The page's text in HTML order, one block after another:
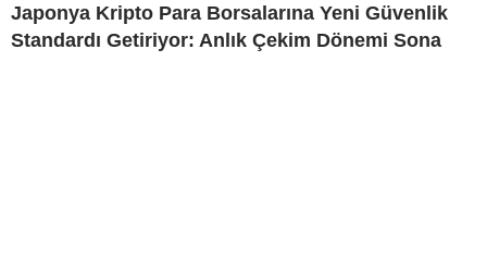
Japonya Kripto Para Borsalarına Yeni Güvenlik
Standardı Getiriyor: Anlık Çekim Dönemi Sona